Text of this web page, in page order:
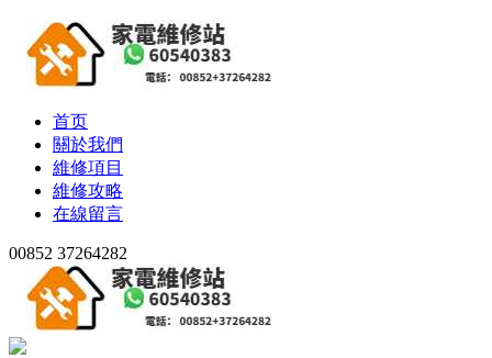
首页
關於我們
維修項目
維修攻略
在線留言
00852 37264282